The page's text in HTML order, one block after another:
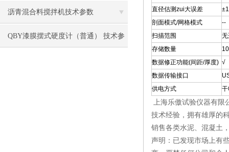
沥青混合料搅拌机技术参数
QBY漆膜摆式硬度计（普通） 技术参
直径估测zui大误差
剖面模式/网格模式
--
扫描范围
存储数量
数据修正功能(间距/厚度) √
数据传输接口
供电方式
上海乐傲试验仪器有限
技术经验，拥有雄厚的
销售各类水泥、混凝土
声明：已发现市场上有